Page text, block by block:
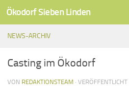
Unter dem Inhalt
Ökodorf Sieben Linden
NEWS-ARCHIV
Casting im Ökodorf
VON REDAKTIONSTEAM · VERÖFFENTLICHT